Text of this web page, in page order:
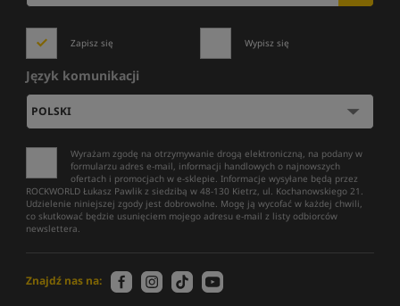
Zapisz się Wypisz się
Język komunikacji
Wyrażam zgodę na otrzymywanie drogą elektroniczną, na podany w
formularzu adres e-mail, informacji handlowych o najnowszych
ofertach i promocjach w e-sklepie. Informacje wysyłane będą przez
ROCKWORLD Łukasz Pawlik z siedzibą w 48-130 Kietrz, ul. Kochanowskiego 21.
Udzielenie niniejszej zgody jest dobrowolne. Mogę ją wycofać w każdej chwili,
co skutkować będzie usunięciem mojego adresu e-mail z listy odbiorców
newslettera.
Znajdź nas na: